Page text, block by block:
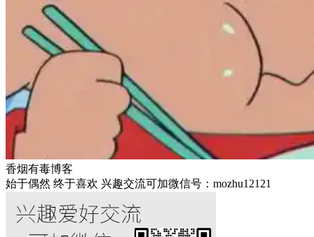
香烟有毒博客
始于偶然 终于喜欢 兴趣交流可加微信号：mozhu12121